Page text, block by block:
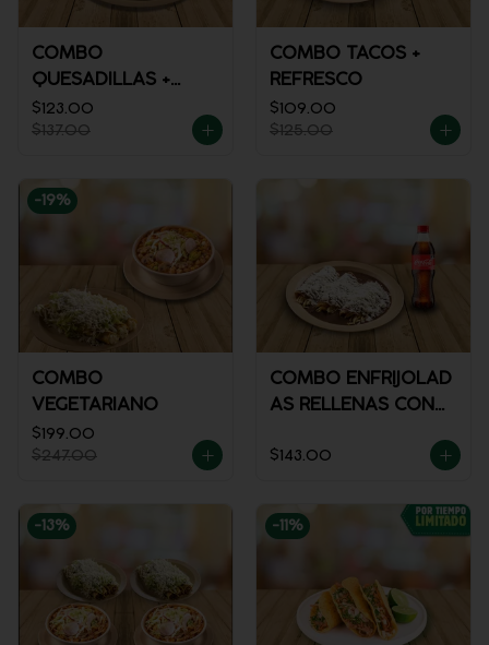
COMBO
QUESADILLAS +
REFRESCO
$123.00
$137.00
COMBO TACOS +
REFRESCO
$109.00
$125.00
-19%
COMBO
VEGETARIANO
$199.00
$247.00
COMBO ENFRIJOLAD
AS RELLENAS CON
$143.00
-13% -11 %